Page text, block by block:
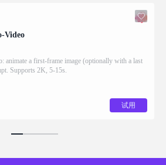
Video
animate a first-frame image (optionally with a last
Supports 2K, 5-15s.
试用